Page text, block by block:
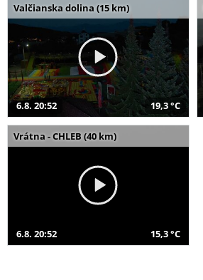
Valčianska dolina (15 km)
6.8. 20:52 19,3 °C
Vrátna - CHLEB (40 km)
6.8. 20:52 15,3 °C